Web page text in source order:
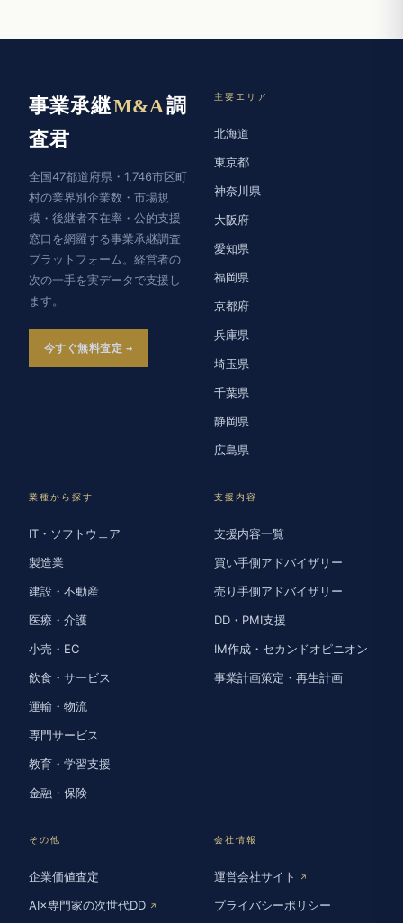
事業承継M&A調
査君
全国47都道府県・1,746市区町
村の業界別企業数・市場規
模・後継者不在率・公的支援
窓口を網羅する事業承継調査
プラットフォーム。経営者の
次の一手を実データで支援し
ます。
今すぐ無料査定
主要エリア
北海道
東京都
神奈川県
大阪府
愛知県
福岡県
京都府
兵庫県
埼玉県
千葉県
静岡県
広島県
業種から探す
IT・ソフトウェア
製造業
建設・不動産
医療・介護
小売・EC
飲食・サービス
運輸・物流
専門サービス
教育・学習支援
金融・保険
支援内容
支援内容一覧
買い手側アドバイザリー
売り手側アドバイザリー
DD・PMI支援
IM作成・セカンドオピニオン
事業計画策定・再生計画
その他
企業価値査定
AI×専門家の次世代DD ↗
会社情報
運営会社サイト ↗
プライバシーポリシー